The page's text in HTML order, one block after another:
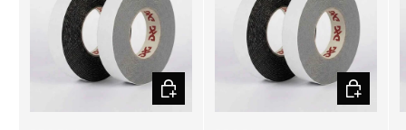
OPTIONEN AUSWÄHLEN